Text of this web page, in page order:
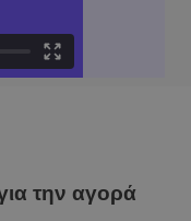
την αγορά